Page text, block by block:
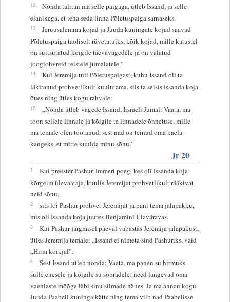
12
Nõnda talitan ma selle paigaga, ütleb Issand, ja selle
elanikega, et teha seda linna Põletuspaiga sarnaseks.
13
Jeruusalemma kojad ja Juuda kuningate kojad saavad
Põletuspaiga taoliselt rüvetatuiks, kõik kojad, mille katustel
on suitsutatud kõigile taevavägedele ja on valatud
joogiohvreid teistele jumalatele.”
14
Kui Jeremija tuli Põletuspaigast, kuhu Issand oli ta
läkitanud prohvetlikult kuulutama, siis ta seisis Issanda koja
õues ning ütles kogu rahvale:
15
„Nõnda ütleb vägede Issand, Iisraeli Jumal: Vaata, ma
toon sellele linnale ja kõigile ta linnadele õnnetuse, mille
ma temale olen tõotanud, sest nad on teinud oma kaela
kangeks, et mitte kuulda minu sõnu.”
Jr 20
1
Kui preester Pashur, Immeri poeg, kes oli Issanda koja
kõrgeim ülevaataja, kuulis Jeremijat prohvetlikult rääkivat
neid sõnu,
2
siis lõi Pashur prohvet Jeremijat ja pani tema jalapakku,
mis oli Issanda koja juures Benjamini Ülaväravas.
3
Kui Pashur järgmisel päeval vabastas Jeremija jalapakust,
ütles Jeremija temale: „Issand ei nimeta sind Pashuriks, vaid
„Hirm kõikjal”.
4
Sest Issand ütleb nõnda: Vaata, ma panen su hirmuks
sulle enesele ja kõigile su sõpradele: need langevad oma
vaenlaste mõõga läbi sinu silmade nähes. Ja ma annan kogu
Juuda Paabeli kuninga kätte ning tema viib nad Paabelisse